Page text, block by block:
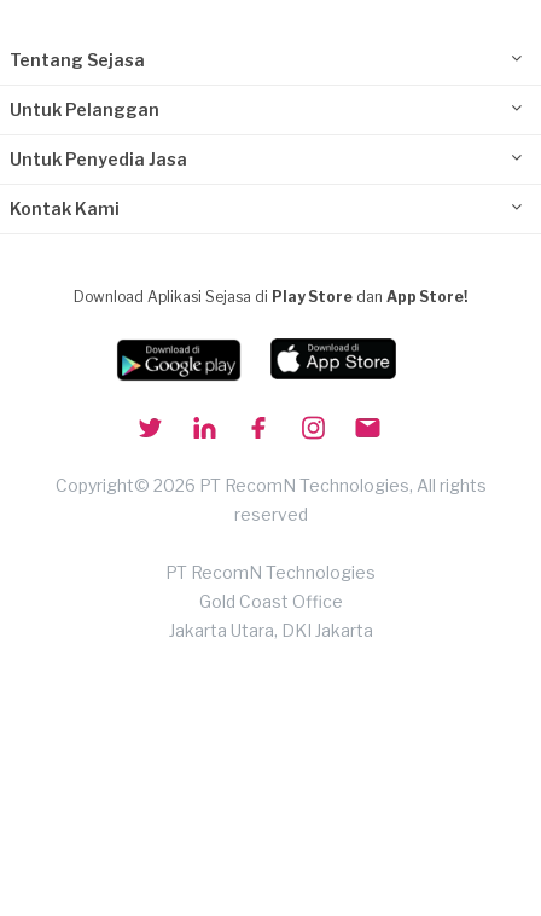
Tentang Sejasa
Untuk Pelanggan
Untuk Penyedia Jasa
Kontak Kami
Download Aplikasi Sejasa di Play Store dan App Store!
Copyright© 2026 PT RecomN Technologies, All rights
reserved
PT RecomN Technologies
Gold Coast Office
Jakarta Utara, DKI Jakarta